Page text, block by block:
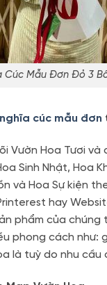
Cúc Mẫu Đơn Đỏ 3
cúc mẫu đơn
Vườn Hoa Tươi và
Sinh Nhật, Hoa
và Hoa Sự kiện
hay
phẩm của chúng
phong cách như:
là tuỳ do nhu cầu